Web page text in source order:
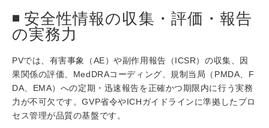
安全性情報の収集・評価・報告
の実務力
PVでは、有害事象（AE）や副作用報告（ICSR）の収集、因
果関係の評価、MedDRAコーディング、規制当局（PMDA、F
DA、EMA）への定期・迅速報告を正確かつ期限内に行う実務
力が不可欠です。GVP省令やICHガイドラインに準拠したプロ
セス管理が品質の基盤です。